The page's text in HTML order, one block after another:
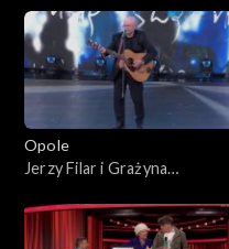
pogody". 62. KFPP: Koncert
„Trzy ćwiartki Jacka Cygana”
Opole
Jerzy Filar i Grażyna
62. KFPP: Koncert „Trzy
ćwiartki Jacka Cygana”